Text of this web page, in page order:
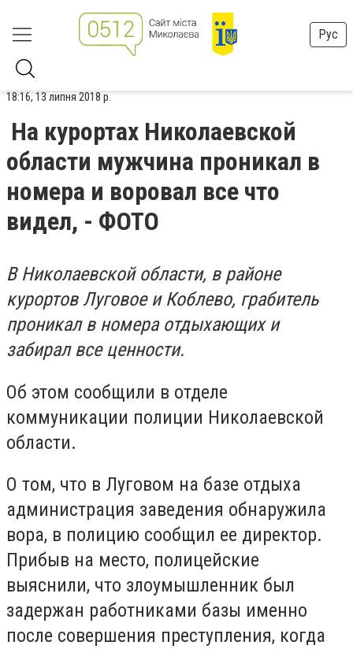
Рус
18:16, 13 липня 2018 р.
На курортах Николаевской
области мужчина проникал в
номера и воровал все что
видел, - ФОТО
В Николаевской области, в районе
курортов Луговое и Коблево, грабитель
проникал в номера отдыхающих и
забирал все ценности.
Об этом сообщили в отделе
коммуникации полиции Николаевской
области.
О том, что в Луговом на базе отдыха
администрация заведения обнаружила
вора, в полицию сообщил ее директор.
Прибыв на место, полицейские
выяснили, что злоумышленник был
задержан работниками базы именно
после совершения преступления, когда